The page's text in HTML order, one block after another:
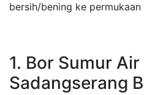
bersih/bening ke
1. Bor Sumur Air
Sadangserang